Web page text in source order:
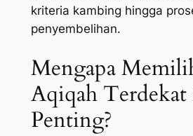
kriteria kambing hingga
penyembelihan.
Mengapa
Aqiqah
Penting?